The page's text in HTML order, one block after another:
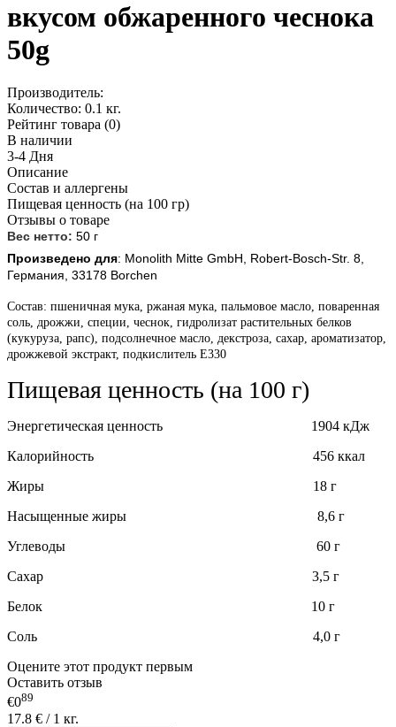
вкусом обжаренного чеснока
50g
Производитель:
Количество: 0.1 кг.
Рейтинг товара (0)
В наличии
3-4 Дня
Описание
Состав и аллергены
Пищевая ценность (на 100 гр)
Отзывы о товаре
Вес нетто: 50 г
Произведено для: Monolith Mitte GmbH, Robert-Bosch-Str. 8,
Германия, 33178 Borchen
Состав: пшеничная мука, ржаная мука, пальмовое масло, поваренная
соль, дрожжи, специи, чеснок, гидролизат растительных белков
(кукуруза, рапс), подсолнечное масло, декстроза, сахар, ароматизатор,
дрожжевой экстракт, подкислитель Е330
Пищевая ценность (на 100 г)
Энергетическая ценность 1904 кДж
Калорийность 456 ккал
Жиры 18 г
Насыщенные жиры 8,6 г
Углеводы 60 г
Сахар 3,5 г
Белок 10 г
Соль 4,0 г
Оцените этот продукт первым
Оставить отзыв
€089
17.8 € / 1 кг.